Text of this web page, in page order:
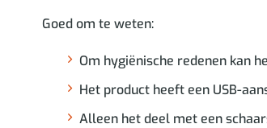
Goed om te weten:
Om hygiënische redenen kan
Het product heeft een USB-
Alleen het deel met een